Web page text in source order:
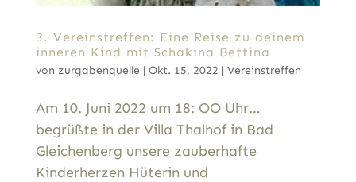
3. Vereinstreffen: Eine Reise zu deinem
inneren Kind mit Schakina Bettina
von zurgabenquelle | Okt. 15, 2022 | Vereinstreffen
Am 10. Juni 2022 um 18: OO Uhr…
begrüßte in der Villa Thalhof in Bad
Gleichenberg unsere zauberhafte
Kinderherzen Hüterin und